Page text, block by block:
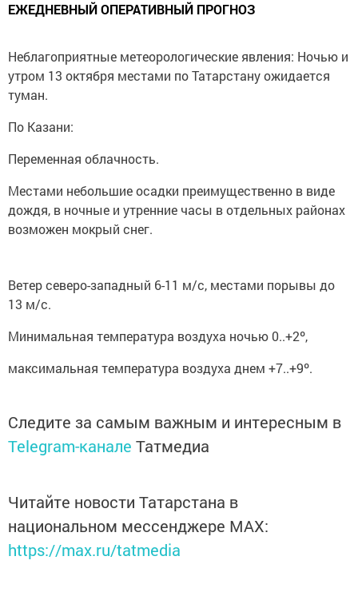
ЕЖЕДНЕВНЫЙ ОПЕРАТИВНЫЙ ПРОГНОЗ
Неблагоприятные метеорологические явления: Ночью и
утром 13 октября местами по Татарстану ожидается
туман.
По Казани:
Переменная облачность.
Местами небольшие осадки преимущественно в виде
дождя, в ночные и утренние часы в отдельных районах
возможен мокрый снег.
Ветер северо-западный 6-11 м/с, местами порывы до
13 м/с.
Минимальная температура воздуха ночью 0..+2º,
максимальная температура воздуха днем +7..+9º.
Следите за самым важным и интересным в
Telegram-канале Татмедиа
Читайте новости Татарстана в
национальном мессенджере MАХ:
https://max.ru/tatmedia